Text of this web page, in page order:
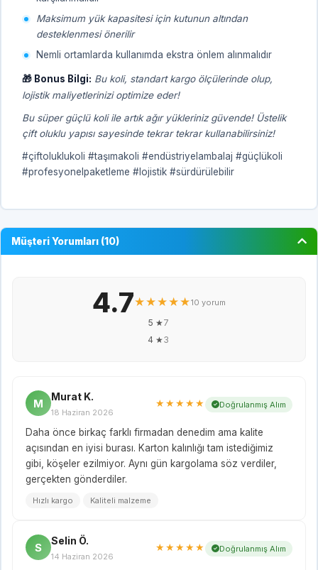
Maksimum yük kapasitesi için kutunun altından
desteklenmesi önerilir
Nemli ortamlarda kullanımda ekstra önlem alınmalıdır
🎁 Bonus Bilgi: Bu koli, standart kargo ölçülerinde olup,
lojistik maliyetlerinizi optimize eder!
Bu süper güçlü koli ile artık ağır yükleriniz güvende! Üstelik
çift oluklu yapısı sayesinde tekrar tekrar kullanabilirsiniz!
#çiftoluklukoli #taşımakoli #endüstriyelambalaj #güçlükoli
#profesyonelpaketleme #lojistik #sürdürülebilir
Müşteri Yorumları (10)
4.7★★★★★10 yorum
5 ★7
4 ★3
M
Murat K.
18 Haziran 2026
★★★★★ Doğrulanmış Alım
Daha önce birkaç farklı firmadan denedim ama kalite
açısından en iyisi burası. Karton kalınlığı tam istediğimiz
gibi, köşeler ezilmiyor. Aynı gün kargolama söz verdiler,
gerçekten gönderdiler.
Hızlı kargo Kaliteli malzeme
S
Selin Ö.
14 Haziran 2026
★★★★★ Doğrulanmış Alım